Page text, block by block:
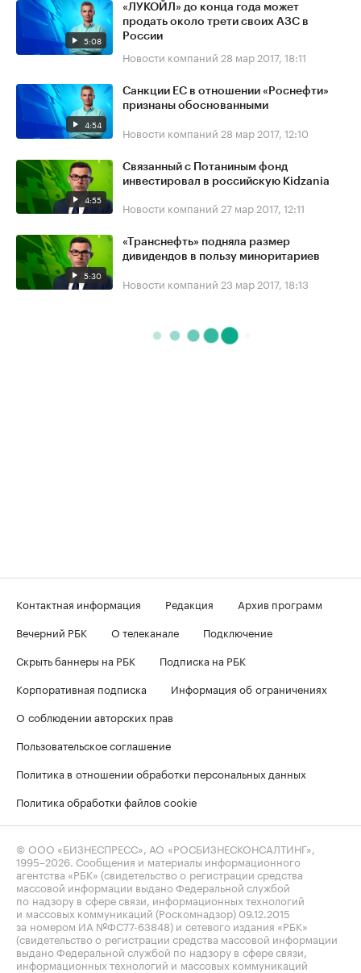
5:08
«ЛУКОЙЛ» до конца года может
продать около трети своих АЗС в
России
Новости компаний 28 мар 2017, 18:11
4:54
Санкции ЕС в отношении «Роснефти»
признаны обоснованными
Новости компаний 28 мар 2017, 12:10
4:55
Связанный с Потаниным фонд
инвестировал в российскую Kidzania
Новости компаний 27 мар 2017, 12:11
5:30
«Транснефть» подняла размер
дивидендов в пользу миноритариев
Новости компаний 23 мар 2017, 18:13
Контактная информация Редакция
Архив программ
Вечерний РБК
О телеканале
Подключение
Скрыть баннеры на РБК
Подписка на РБК
Корпоративная подписка
Информация об ограничениях
О соблюдении авторских прав
Пользовательское соглашение
Политика в отношении обработки персональных данных
Политика обработки файлов cookie
© ООО «БИЗНЕСПРЕСС», АО «РОСБИЗНЕСКОНСАЛТИНГ»,
1995–2026. Сообщения и материалы информационного
агентства «РБК» (свидетельство о регистрации средства
массовой информации выдано Федеральной службой
по надзору в сфере связи, информационных технологий
и массовых коммуникаций (Роскомнадзор) 09.12.2015
за номером ИА №ФС77-63848) и сетевого издания «РБК»
(свидетельство о регистрации средства массовой информации
выдано Федеральной службой по надзору в сфере связи,
информационных технологий и массовых коммуникаций